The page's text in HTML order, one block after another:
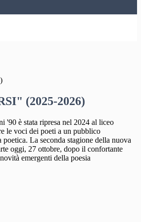
(2025-2026)
'90 è stata ripresa nel 2024 al liceo
le voci dei poeti a un pubblico
La seconda stagione della nuova
oggi, 27 ottobre, dopo il confortante
emergenti della poesia